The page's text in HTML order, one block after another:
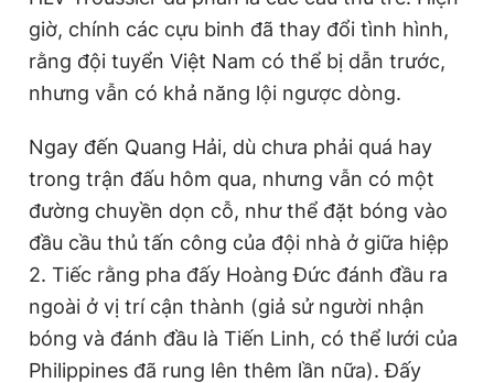
giờ, chính các cựu binh đã thay đổi tình hình,
rằng đội tuyển Việt Nam có thể bị dẫn trước,
nhưng vẫn có khả năng lội ngược dòng.
Ngay đến Quang Hải, dù chưa phải quá hay
trong trận đấu hôm qua, nhưng vẫn có một
đường chuyền dọn cỗ, như thể đặt bóng vào
đầu cầu thủ tấn công của đội nhà ở giữa hiệp
2. Tiếc rằng pha đấy Hoàng Đức đánh đầu ra
ngoài ở vị trí cận thành (giả sử người nhận
bóng và đánh đầu là Tiến Linh, có thể lưới của
Philippines đã rung lên thêm lần nữa). Đấy